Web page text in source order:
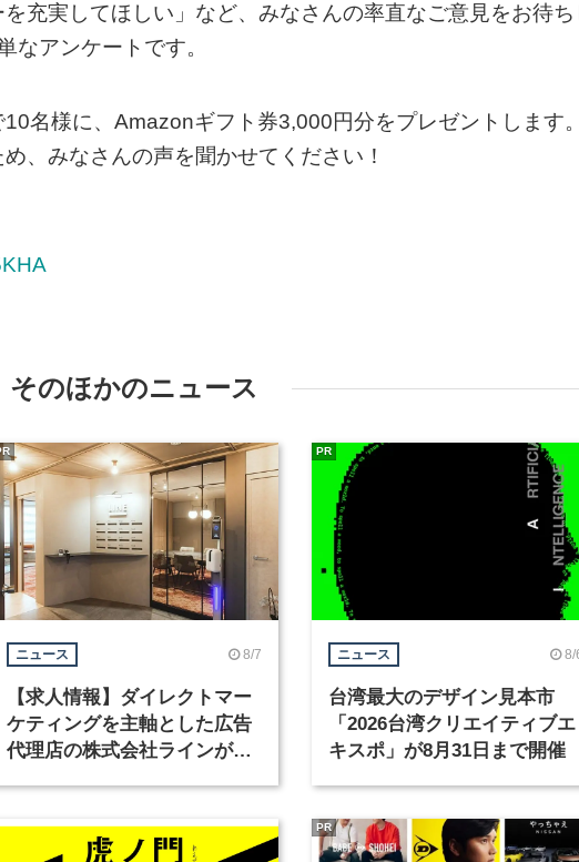
充実してほしい」など、みなさんの率直なご意見をお待ち
なアンケートです。
名様に、Amazonギフト券3,000円分をプレゼントします。
、みなさんの声を聞かせてください！
そのほかのニュース
ニュース 8/7
【求人情報】ダイレクトマー
ケティングを主軸とした広告
代理店の株式会社ラインが、
ニュース 8/
台湾最大のデザイン見本市
「2026台湾クリエイティブエ
キスポ」が8月31日まで開催
PR
PR